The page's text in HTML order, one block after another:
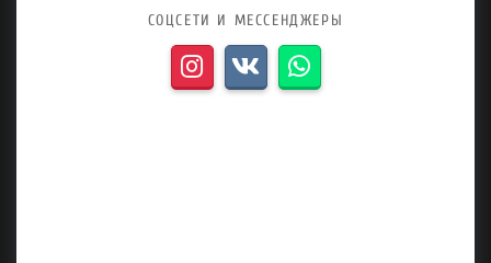
СОЦСЕТИ И МЕССЕНДЖЕРЫ